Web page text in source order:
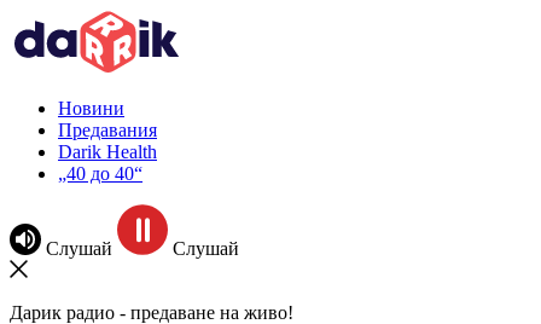
Новини
Предавания
Darik Health
„40 до 40“
Слушай Слушай
Дарик радио - предаване на живо!